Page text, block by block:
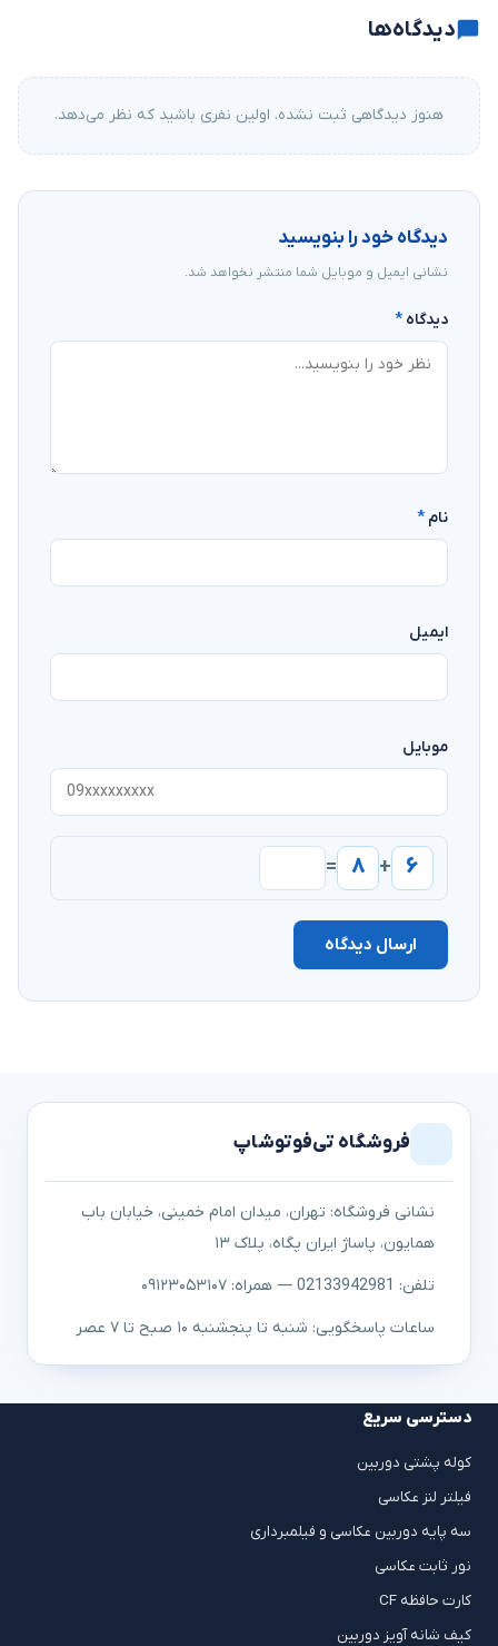
دیدگاه‌ها
هنوز دیدگاهی ثبت نشده. اولین نفری باشید که نظر می‌دهد.
دیدگاه خود را بنویسید
نشانی ایمیل و موبایل شما منتشر نخواهد شد.
دیدگاه *
نام *
ایمیل
موبایل
۶ + ۸ =
ارسال دیدگاه
فروشگاه تی‌فوتوشاپ
نشانی فروشگاه: تهران، میدان امام خمینی، خیابان باب
همایون، پاساژ ایران پگاه، پلاک ۱۳
تلفن: 02133942981 — همراه: ۰۹۱۲۳۰۵۳۱۰۷
ساعات پاسخگویی: شنبه تا پنجشنبه ۱۰ صبح تا ۷ عصر
دسترسی سریع
کوله پشتی دوربین
فیلتر لنز عکاسی
سه پایه دوربین عکاسی و فیلمبرداری
نور ثابت عکاسی
کارت حافظه CF
کیف شانه آویز دوربین